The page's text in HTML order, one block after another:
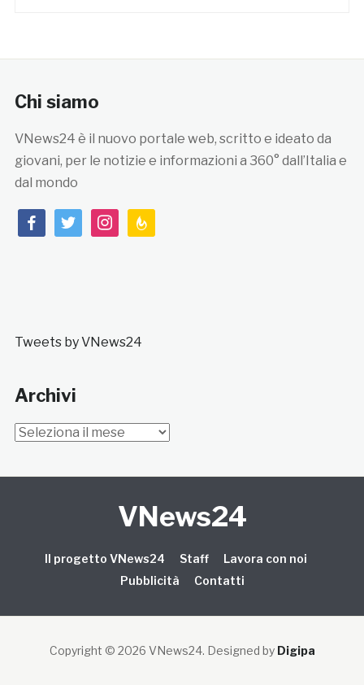
Chi siamo
VNews24 è il nuovo portale web, scritto e ideato da
giovani, per le notizie e informazioni a 360° dall’Italia e
dal mondo
facebooktwitterinstagramfeedburner
Tweets by VNews24
Archivi
Archivi
VNews24
Il progetto VNews24 Staff
Lavora con noi
Pubblicità
Contatti
Copyright © 2026 VNews24. Designed by Digipa